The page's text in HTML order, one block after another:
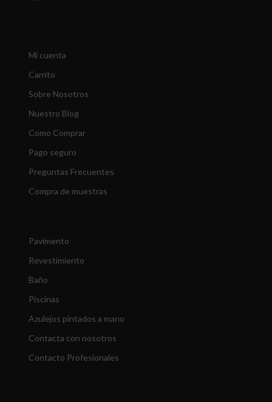
Mi cuenta
Carrito
Sobre Nosotros
Nuestro Blog
Como Comprar
Pago seguro
Preguntas Frecuentes
Compra de muestras
Pavimento
Revestimiento
Baño
Piscinas
Azulejos pintados a mano
Contacta con nosotros
Contacto Profesionales